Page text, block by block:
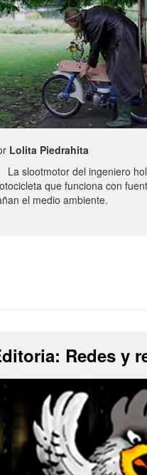
Lolita Piedrahita
slootmotor del ingeniero
que funciona con
el medio ambiente.
Redes y